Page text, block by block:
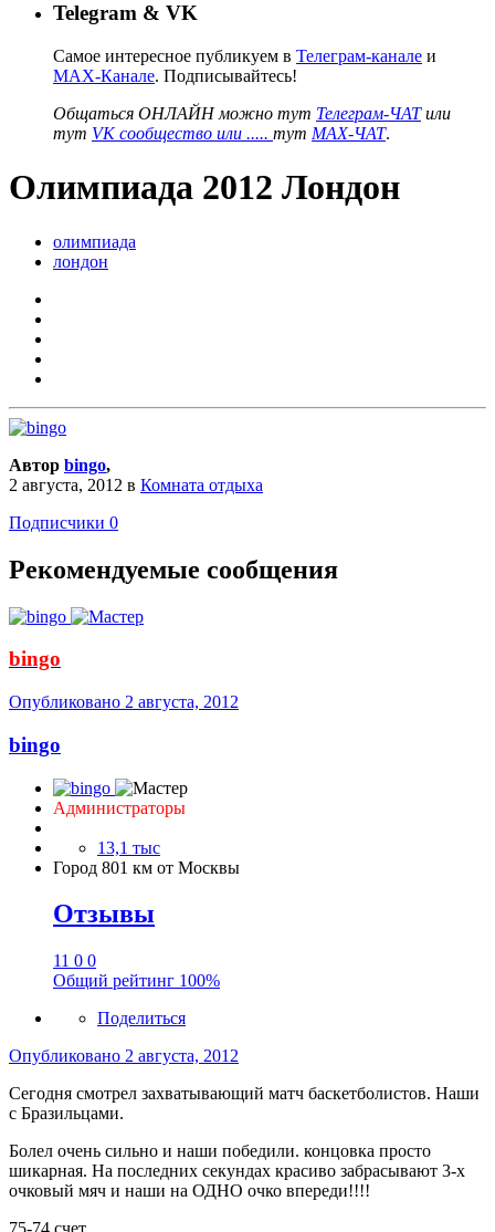
Telegram & VK
Самое интересное публикуем в Телеграм-канале и
MAX-Канале. Подписывайтесь!
Общаться ОНЛАЙН можно тут Телеграм-ЧАТили
тут VK сообщество или ..... тут MAX-ЧАТ.
Олимпиада 2012 Лондон
олимпиада
лондон
Автор bingo,
2 августа, 2012 в Комната отдыха
Подписчики 0
Рекомендуемые сообщения
bingo
Опубликовано 2 августа, 2012
bingo
Администраторы
13,1 тыс
Город 801 км от Москвы
Отзывы
11 0 0
Общий рейтинг 100%
Поделиться
Опубликовано 2 августа, 2012
Сегодня смотрел захватывающий матч баскетболистов. Наши
с Бразильцами.
Болел очень сильно и наши победили. концовка просто
шикарная. На последних секундах красиво забрасывают 3-х
очковый мяч и наши на ОДНО очко впереди!!!!